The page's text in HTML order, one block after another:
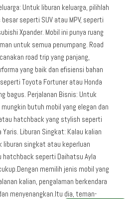
Untuk liburan keluarga, pilihlah
seperti SUV atau MPV, seperti
Xpander. Mobil ini punya ruang
untuk semua penumpang. Road
road trip yang panjang,
yang baik dan efisiensi bahan
Toyota Fortuner atau Honda
bagus. Perjalanan Bisnis: Untuk
butuh mobil yang elegan dan
hatchback yang stylish seperti
Liburan Singkat: Kalau kalian
liburan singkat atau keperluan
hatchback seperti Daihatsu Ayla
memilih jenis mobil yang
kalian, pengalaman berkendara
menyenangkan.Itu dia, teman-